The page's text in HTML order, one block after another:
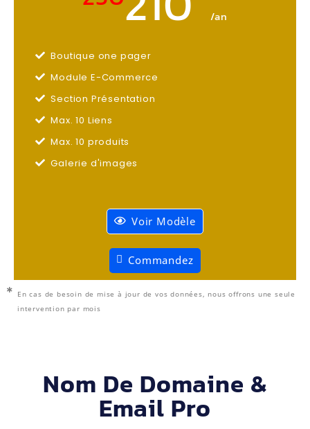
/an
Boutique one pager
Module E-Commerce
Section Présentation
Max. 10 Liens
Max. 10 produits
Galerie d'images
Voir Modèle
Commandez
En cas de besoin de mise à jour de vos données, nous offrons une seule
intervention par mois
Nom De Domaine &
Email Pro